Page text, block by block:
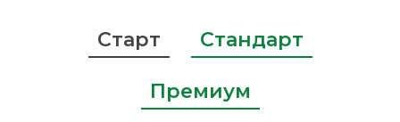
Старт Стандарт
Премиум